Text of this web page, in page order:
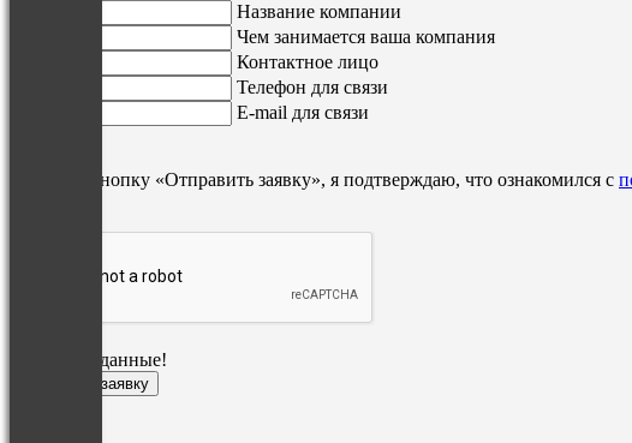
Название компании
Чем занимается ваша компания
Контактное лицо
Телефон для связи
E-mail для связи
Нажимая кнопку «Отправить заявку», я подтверждаю, что ознакомился с
Проверьте данные!